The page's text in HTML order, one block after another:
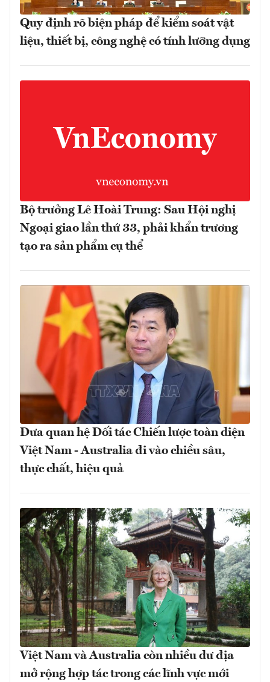
Quy định rõ biện pháp để kiểm soát vật
liệu, thiết bị, công nghệ có tính lưỡng dụng
Bộ trưởng Lê Hoài Trung: Sau Hội nghị
Ngoại giao lần thứ 33, phải khẩn trương
tạo ra sản phẩm cụ thể
Đưa quan hệ Đối tác Chiến lược toàn diện
Việt Nam - Australia đi vào chiều sâu,
thực chất, hiệu quả
Việt Nam và Australia còn nhiều dư địa
mở rộng hợp tác trong các lĩnh vực mới